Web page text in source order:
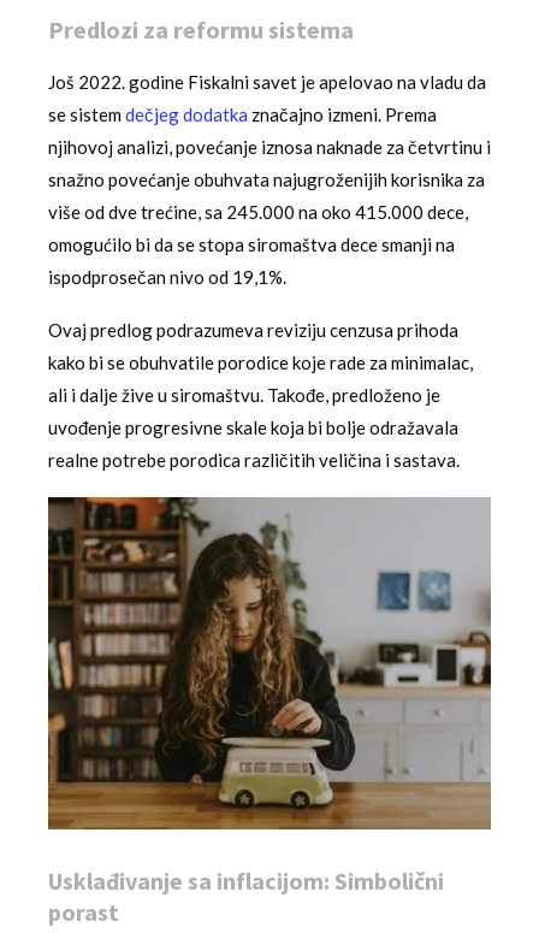
Predlozi za reformu sistema
Još 2022. godine Fiskalni savet je apelovao na vladu da
se sistemdečjeg dodatka značajno izmeni. Prema
njihovoj analizi, povećanje iznosa naknade za četvrtinu i
snažno povećanje obuhvata najugroženijih korisnika za
više od dve trećine, sa 245.000 na oko 415.000 dece,
omogućilo bi da se stopa siromaštva dece smanji na
ispodprosečan nivo od 19,1%.
Ovaj predlog podrazumeva reviziju cenzusa prihoda
kako bi se obuhvatile porodice koje rade za minimalac,
ali i dalje žive u siromaštvu. Takođe, predloženo je
uvođenje progresivne skale koja bi bolje odražavala
realne potrebe porodica različitih veličina i sastava.
Usklađivanje sa inflacijom: Simbolični
porast